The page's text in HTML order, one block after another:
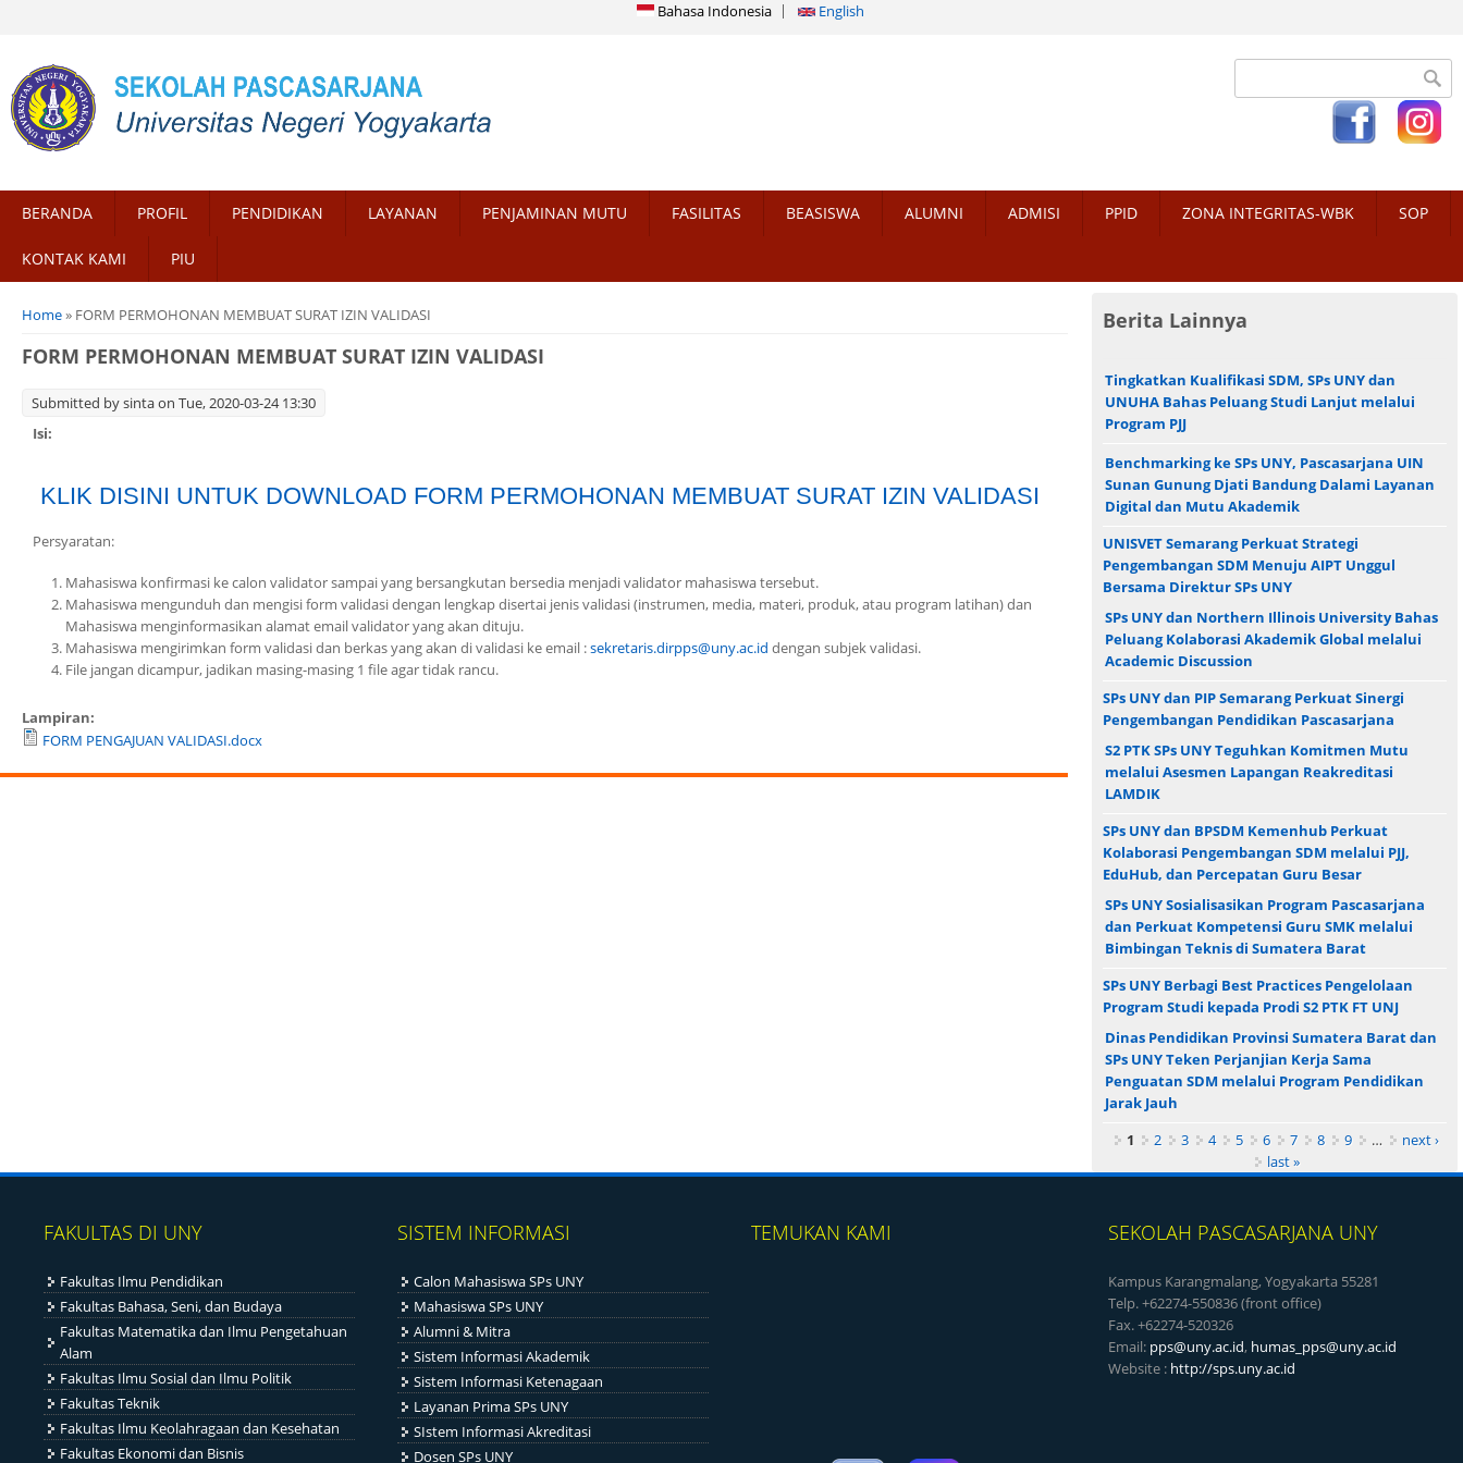
Bahasa Indonesia English
Search form
BERANDA PROFIL PENDIDIKAN LAYANAN PENJAMINAN MUTU FASILITAS BEASISWA ALUMNI ADMISI PPID ZONA INTEGRITAS-WBK SOP
KONTAK KAMI PIU
You are here
Home» FORM PERMOHONAN MEMBUAT SURAT IZIN VALIDASI
FORM PERMOHONAN MEMBUAT SURAT IZIN VALIDASI
Submitted bysintaon Tue, 2020-03-24 13:30
Isi:
KLIK DISINI UNTUK DOWNLOAD FORM PERMOHONAN MEMBUAT SURAT IZIN VALIDASI
Persyaratan:
Mahasiswa konfirmasi ke calon validator sampai yang bersangkutan bersedia menjadi validator mahasiswa tersebut.
Mahasiswa mengunduh dan mengisi form validasi dengan lengkap disertai jenis validasi (instrumen, media, materi, produk, atau program latihan) dan
Mahasiswa menginformasikan alamat email validator yang akan dituju.
Mahasiswa mengirimkan form validasi dan berkas yang akan di validasi ke email :sekretaris.dirpps@uny.ac.id dengan subjek validasi.
File jangan dicampur, jadikan masing-masing 1 file agar tidak rancu.
Lampiran:
FORM PENGAJUAN VALIDASI.docx
Berita Lainnya
Tingkatkan Kualifikasi SDM, SPs UNY dan
UNUHA Bahas Peluang Studi Lanjut melalui
Program PJJ
Benchmarking ke SPs UNY, Pascasarjana UIN
Sunan Gunung Djati Bandung Dalami Layanan
Digital dan Mutu Akademik
UNISVET Semarang Perkuat Strategi
Pengembangan SDM Menuju AIPT Unggul
Bersama Direktur SPs UNY
SPs UNY dan Northern Illinois University Bahas
Peluang Kolaborasi Akademik Global melalui
Academic Discussion
SPs UNY dan PIP Semarang Perkuat Sinergi
Pengembangan Pendidikan Pascasarjana
S2 PTK SPs UNY Teguhkan Komitmen Mutu
melalui Asesmen Lapangan Reakreditasi
LAMDIK
SPs UNY dan BPSDM Kemenhub Perkuat
Kolaborasi Pengembangan SDM melalui PJJ,
EduHub, dan Percepatan Guru Besar
SPs UNY Sosialisasikan Program Pascasarjana
dan Perkuat Kompetensi Guru SMK melalui
Bimbingan Teknis di Sumatera Barat
SPs UNY Berbagi Best Practices Pengelolaan
Program Studi kepada Prodi S2 PTK FT UNJ
Dinas Pendidikan Provinsi Sumatera Barat dan
SPs UNY Teken Perjanjian Kerja Sama
Penguatan SDM melalui Program Pendidikan
Jarak Jauh
Pages
1 2 3 4 5 6 7 8 9 …
next ›
last »
FAKULTAS DI UNY
Fakultas Ilmu Pendidikan
Fakultas Bahasa, Seni, dan Budaya
Fakultas Matematika dan Ilmu Pengetahuan
Alam
Fakultas Ilmu Sosial dan Ilmu Politik
Fakultas Teknik
Fakultas Ilmu Keolahragaan dan Kesehatan
Fakultas Ekonomi dan Bisnis
SISTEM INFORMASI
Calon Mahasiswa SPs UNY
Mahasiswa SPs UNY
Alumni & Mitra
Sistem Informasi Akademik
Sistem Informasi Ketenagaan
Layanan Prima SPs UNY
SIstem Informasi Akreditasi
Dosen SPs UNY
TEMUKAN KAMI SEKOLAH PASCASARJANA UNY
Kampus Karangmalang, Yogyakarta 55281
Telp. +62274-550836 (front office)
Fax. +62274-520326
Email: pps@uny.ac.id, humas_pps@uny.ac.id
Website : http://sps.uny.ac.id